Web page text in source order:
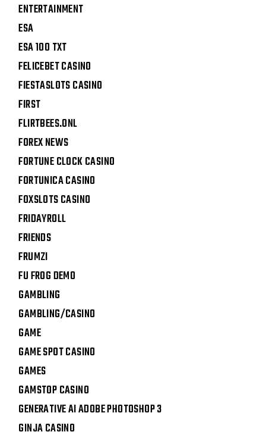
ENTERTAINMENT
ESA
ESA 100 TXT
FELICEBET CASINO
FIESTASLOTS CASINO
FIRST
FLIRTBEES.ONL
FOREX NEWS
FORTUNE CLOCK CASINO
FORTUNICA CASINO
FOXSLOTS CASINO
FRIDAYROLL
FRIENDS
FRUMZI
FU FROG DEMO
GAMBLING
GAMBLING/CASINO
GAME
GAME SPOT CASINO
GAMES
GAMSTOP CASINO
GENERATIVE AI ADOBE PHOTOSHOP 3
GINJA CASINO